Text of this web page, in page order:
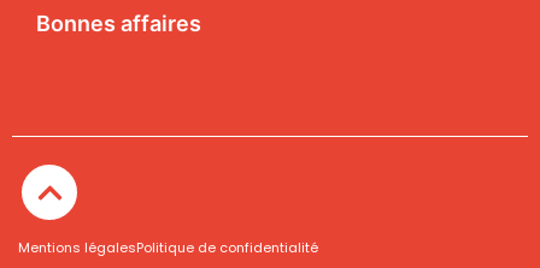
Bonnes affaires
Mentions légalesPolitique de confidentialité